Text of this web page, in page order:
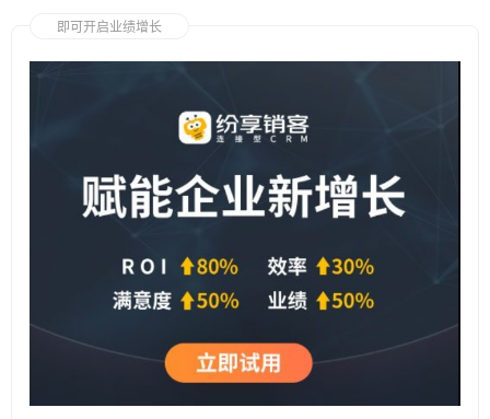
即可开启业绩增长